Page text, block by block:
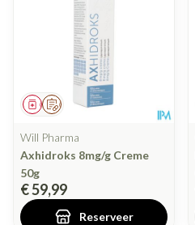
Op voorschrift
Geneesmiddel
Will Pharma
Axhidroks 8mg/g Creme
50g
€ 59,99
Reserveer